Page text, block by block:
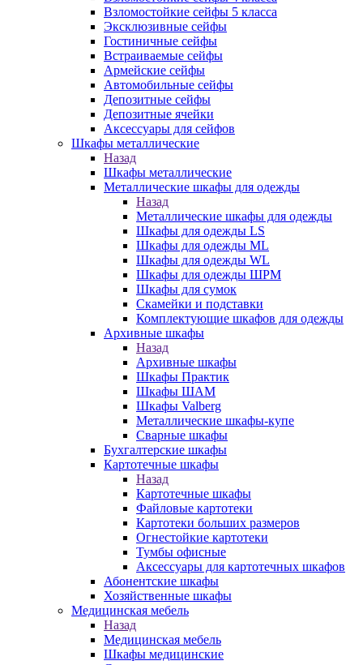
Взломостойкие сейфы 5 класса
Эксклюзивные сейфы
Гостиничные сейфы
Встраиваемые сейфы
Армейские сейфы
Автомобильные сейфы
Депозитные сейфы
Депозитные ячейки
Аксессуары для сейфов
Шкафы металлические
Назад
Шкафы металлические
Металлические шкафы для одежды
Назад
Металлические шкафы для одежды
Шкафы для одежды LS
Шкафы для одежды ML
Шкафы для одежды WL
Шкафы для одежды ШРМ
Шкафы для сумок
Скамейки и подставки
Комплектующие шкафов для одежды
Архивные шкафы
Назад
Архивные шкафы
Шкафы Практик
Шкафы ШАМ
Шкафы Valberg
Металлические шкафы-купе
Сварные шкафы
Бухгалтерские шкафы
Картотечные шкафы
Назад
Картотечные шкафы
Файловые картотеки
Картотеки больших размеров
Огнестойкие картотеки
Тумбы офисные
Аксессуары для картотечных шкафов
Абонентские шкафы
Хозяйственные шкафы
Медицинская мебель
Назад
Медицинская мебель
Шкафы медицинские